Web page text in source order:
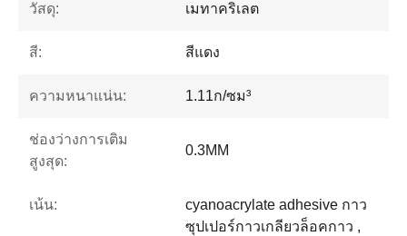
วัสดุ: เมทาคริเลต
สี: สีแดง
ความหนาแน่น: 1.11ก/ซม³
ช่องว่างการเติม
สูงสุด:
0.3MM
เน้น:
cyanoacrylate adhesive กาว
ซุปเปอร์กาวเกลียวล็อคกาว ,